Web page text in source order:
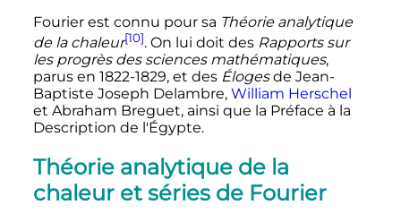
Fourier est connu pour sa Théorie analytique
de la chaleur[10]. On lui doit des Rapports sur
les progrès des sciences mathématiques,
parus en 1822-1829, et des Élogesde Jean-
Baptiste Joseph Delambre, William Herschel
et Abraham Breguet, ainsi que la Préface à la
Description de l'Égypte.
Théorie analytique de la
chaleur et séries de Fourier